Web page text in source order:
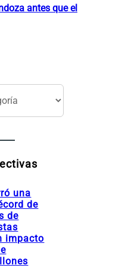
antes que el
una
de
de
impacto